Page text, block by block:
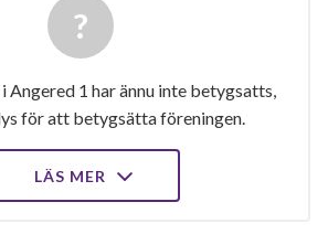
Angered 1 har ännu inte betygsatts,
för att betygsätta föreningen.
LÄS MER